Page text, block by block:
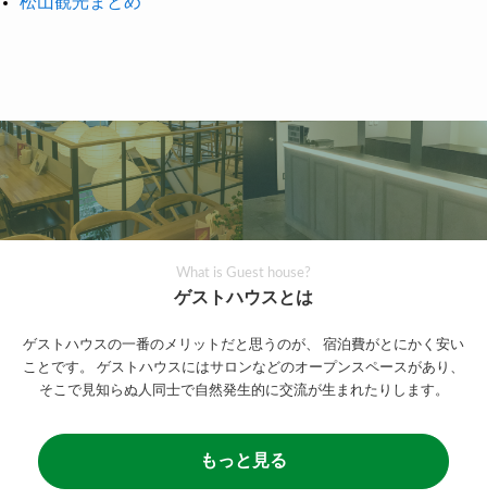
What is Guest house?
ゲストハウスとは
ゲストハウスの一番のメリットだと思うのが、
宿泊費がとにかく安い
ことです。
ゲストハウスにはサロンなどのオープンスペースがあり、
そこで見知らぬ人同士で自然発生的に交流が生まれたりします。
もっと見る